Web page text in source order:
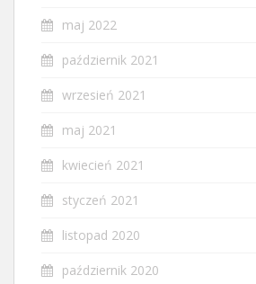
maj 2022
październik 2021
wrzesień 2021
maj 2021
kwiecień 2021
styczeń 2021
listopad 2020
październik 2020